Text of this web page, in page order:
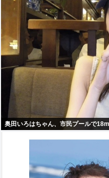
奥田いろはちゃん、市民プールで